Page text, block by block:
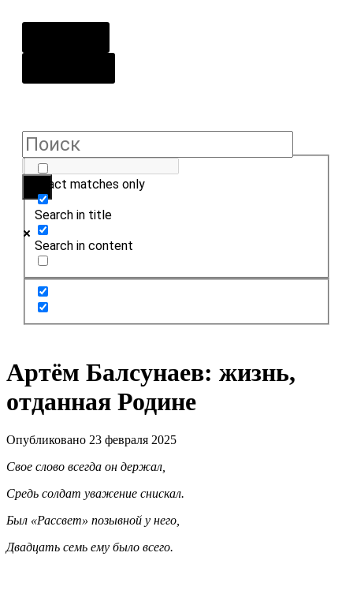
Exact matches only
Search in title
Search in content
Артём Балсунаев: жизнь,
отданная Родине
Опубликовано 23 февраля 2025
Свое слово всегда он держал,
Средь солдат уважение снискал.
Был «Рассвет» позывной у него,
Двадцать семь ему было всего.